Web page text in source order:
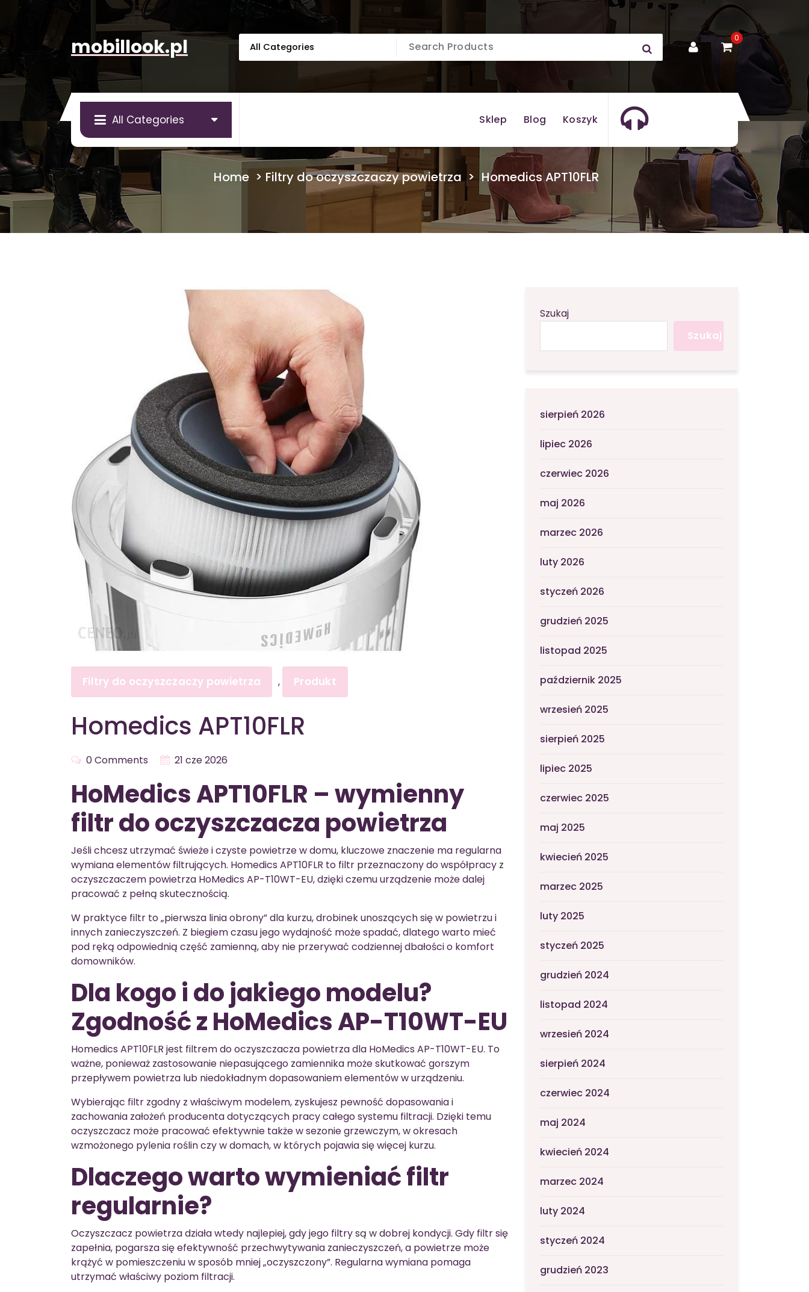
mobillook.pl 0
All Categories Sklep Blog Koszyk
Home > Filtry do oczyszczaczy powietrza > Homedics APT10FLR
Filtry do oczyszczaczy powietrza , Produkt
Homedics APT10FLR
0 Comments 21 cze 2026
HoMedics APT10FLR – wymienny
filtr do oczyszczacza powietrza
Jeśli chcesz utrzymać świeże i czyste powietrze w domu, kluczowe znaczenie ma regularna
wymiana elementów filtrujących. Homedics APT10FLR to filtr przeznaczony do współpracy z
oczyszczaczem powietrza HoMedics AP-T10WT-EU, dzięki czemu urządzenie może dalej
pracować z pełną skutecznością.
W praktyce filtr to „pierwsza linia obrony” dla kurzu, drobinek unoszących się w powietrzu i
innych zanieczyszczeń. Z biegiem czasu jego wydajność może spadać, dlatego warto mieć
pod ręką odpowiednią część zamienną, aby nie przerywać codziennej dbałości o komfort
domowników.
Dla kogo i do jakiego modelu?
Zgodność z HoMedics AP-T10WT-EU
Homedics APT10FLR jest filtrem do oczyszczacza powietrza dla HoMedics AP-T10WT-EU. To
ważne, ponieważ zastosowanie niepasującego zamiennika może skutkować gorszym
przepływem powietrza lub niedokładnym dopasowaniem elementów w urządzeniu.
Wybierając filtr zgodny z właściwym modelem, zyskujesz pewność dopasowania i
zachowania założeń producenta dotyczących pracy całego systemu filtracji. Dzięki temu
oczyszczacz może pracować efektywnie także w sezonie grzewczym, w okresach
wzmożonego pylenia roślin czy w domach, w których pojawia się więcej kurzu.
Dlaczego warto wymieniać filtr
regularnie?
Oczyszczacz powietrza działa wtedy najlepiej, gdy jego filtry są w dobrej kondycji. Gdy filtr się
zapełnia, pogarsza się efektywność przechwytywania zanieczyszczeń, a powietrze może
krążyć w pomieszczeniu w sposób mniej „oczyszczony”. Regularna wymiana pomaga
utrzymać właściwy poziom filtracji.
Szukaj
Szukaj
sierpień 2026
lipiec 2026
czerwiec 2026
maj 2026
marzec 2026
luty 2026
styczeń 2026
grudzień 2025
listopad 2025
październik 2025
wrzesień 2025
sierpień 2025
lipiec 2025
czerwiec 2025
maj 2025
kwiecień 2025
marzec 2025
luty 2025
styczeń 2025
grudzień 2024
listopad 2024
wrzesień 2024
sierpień 2024
czerwiec 2024
maj 2024
kwiecień 2024
marzec 2024
luty 2024
styczeń 2024
grudzień 2023